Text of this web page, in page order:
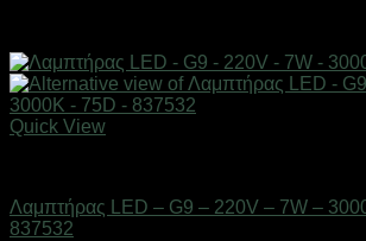
Quick View
Λαμπτήρας LED – G9 – 220V – 7W –
837532